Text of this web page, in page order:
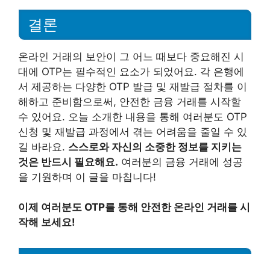
결론
온라인 거래의 보안이 그 어느 때보다 중요해진 시
대에 OTP는 필수적인 요소가 되었어요. 각 은행에
서 제공하는 다양한 OTP 발급 및 재발급 절차를 이
해하고 준비함으로써, 안전한 금융 거래를 시작할
수 있어요. 오늘 소개한 내용을 통해 여러분도 OTP
신청 및 재발급 과정에서 겪는 어려움을 줄일 수 있
길 바라요. 스스로와 자신의 소중한 정보를 지키는
것은 반드시 필요해요. 여러분의 금융 거래에 성공
을 기원하며 이 글을 마칩니다!
이제 여러분도 OTP를 통해 안전한 온라인 거래를 시
작해 보세요!